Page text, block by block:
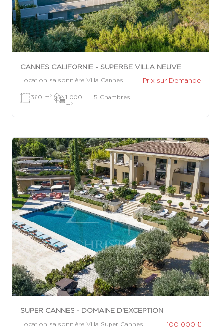
CANNES CALIFORNIE - SUPERBE VILLA NEUVE
Location saisonnière Villa Cannes Prix sur Demande
360 m 2|
1 000
m 2
|5 Chambres
SUPER CANNES - DOMAINE D'EXCEPTION
Location saisonnière Villa Super Cannes 100 000 €